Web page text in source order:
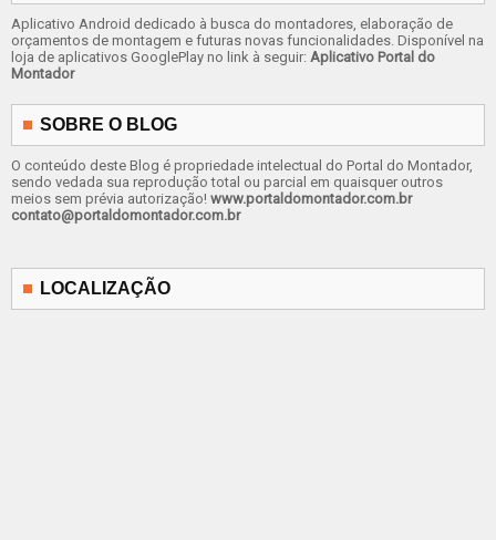
Aplicativo Android dedicado à busca do montadores, elaboração de
orçamentos de montagem e futuras novas funcionalidades. Disponível na
loja de aplicativos GooglePlay no link à seguir: Aplicativo Portal do
Montador
SOBRE O BLOG
O conteúdo deste Blog é propriedade intelectual do Portal do Montador,
sendo vedada sua reprodução total ou parcial em quaisquer outros
meios sem prévia autorização! www.portaldomontador.com.br
contato@portaldomontador.com.br
LOCALIZAÇÃO